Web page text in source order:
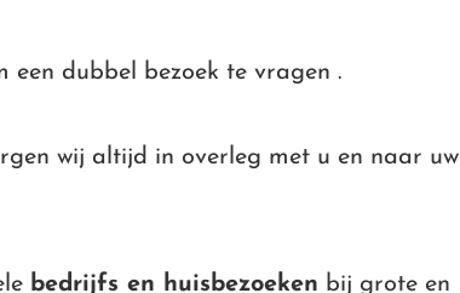
een dubbel bezoek te vragen .
wij altijd in overleg met u en naar uw
bedrijfs en huisbezoeken bij grote en